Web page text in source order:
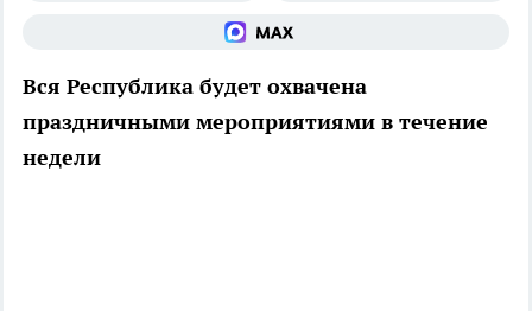
Вся Республика будет охвачена
праздничными мероприятиями в течение
недели